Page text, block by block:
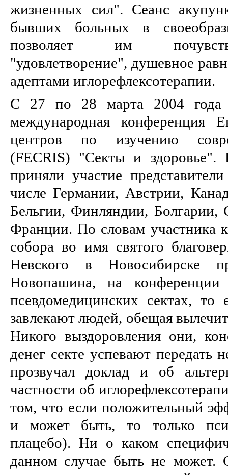
жизненных сил". Сеанс
бывших больных в
позволяет им
"удовлетворение", душевное
адептами иглорефлексотерапии.
С 27 по 28 марта 2004 года
международная конференция
центров по изучению
(FECRIS) "Секты и здоровье".
приняли участие
числе Германии, Австрии,
Бельгии, Финляндии, Болгарии,
Франции. По словам участника
собора во имя святого
Невского в Новосибирске
Новопашина, на
псевдомедицинских сектах, то
завлекают людей, обещая
Никого выздоровления они,
денег секте успевают передать
прозвучал доклад и об
частности об
том, что если положительный
и может быть, то только
плацебо). Ни о каком
данном случае быть не может.